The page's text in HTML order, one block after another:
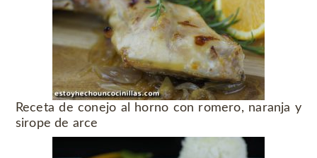
Receta de conejo al horno con romero, naranja y
sirope de arce